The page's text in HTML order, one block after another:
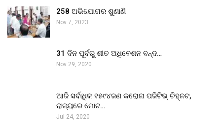
258 ଅଭିଯୋଗର ଶୁଣାଣି
Nov 7, 2023
31 ଦିନ ପୂର୍ବରୁ ଶୀତ ଅଧିବେଶନ ବନ୍ଦ…
Nov 29, 2020
ଆଜି ସର୍ବାଧିକ ୧୫୯୪ଜଣ କରୋନା ପଜିଟିଭ୍ ଚିହ୍ନଟ,
ରାଜ୍ୟରେ ମୋଟ…
Jul 24, 2020